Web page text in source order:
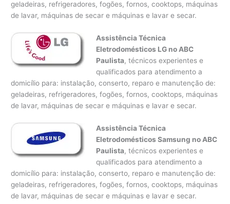
geladeiras, refrigeradores, fogões, fornos, cooktops, máquinas
de lavar, máquinas de secar e máquinas e lavar e secar.
Assistência Técnica
Eletrodomésticos LG no ABC
Paulista, técnicos experientes e
qualificados para atendimento a
domicílio para: instalação, conserto, reparo e manutenção de:
geladeiras, refrigeradores, fogões, fornos, cooktops, máquinas
de lavar, máquinas de secar e máquinas e lavar e secar.
Assistência Técnica
Eletrodomésticos Samsung no ABC
Paulista, técnicos experientes e
qualificados para atendimento a
domicílio para: instalação, conserto, reparo e manutenção de:
geladeiras, refrigeradores, fogões, fornos, cooktops, máquinas
de lavar, máquinas de secar e máquinas e lavar e secar.